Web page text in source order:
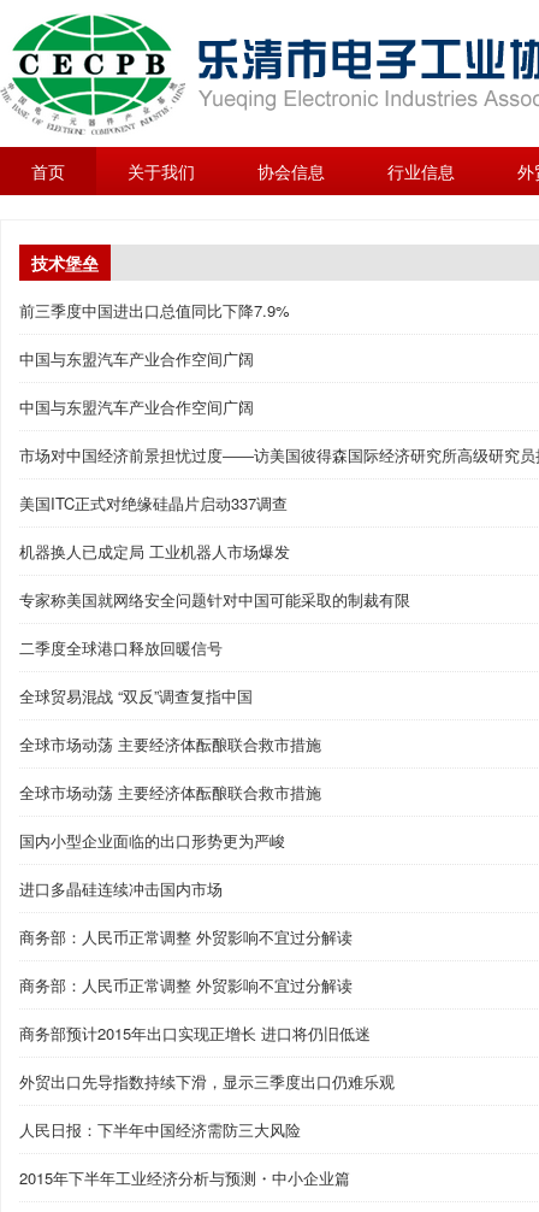
首页 关于我们 协会信息 行业信息 外
技术堡垒
前三季度中国进出口总值同比下降7.9%
中国与东盟汽车产业合作空间广阔
中国与东盟汽车产业合作空间广阔
市场对中国经济前景担忧过度――访美国彼得森国际经济研究所高级研究员
美国ITC正式对绝缘硅晶片启动337调查
机器换人已成定局 工业机器人市场爆发
专家称美国就网络安全问题针对中国可能采取的制裁有限
二季度全球港口释放回暖信号
全球贸易混战 “双反”调查复指中国
全球市场动荡 主要经济体酝酿联合救市措施
全球市场动荡 主要经济体酝酿联合救市措施
国内小型企业面临的出口形势更为严峻
进口多晶硅连续冲击国内市场
商务部：人民币正常调整 外贸影响不宜过分解读
商务部：人民币正常调整 外贸影响不宜过分解读
商务部预计2015年出口实现正增长 进口将仍旧低迷
外贸出口先导指数持续下滑，显示三季度出口仍难乐观
人民日报：下半年中国经济需防三大风险
2015年下半年工业经济分析与预测・中小企业篇